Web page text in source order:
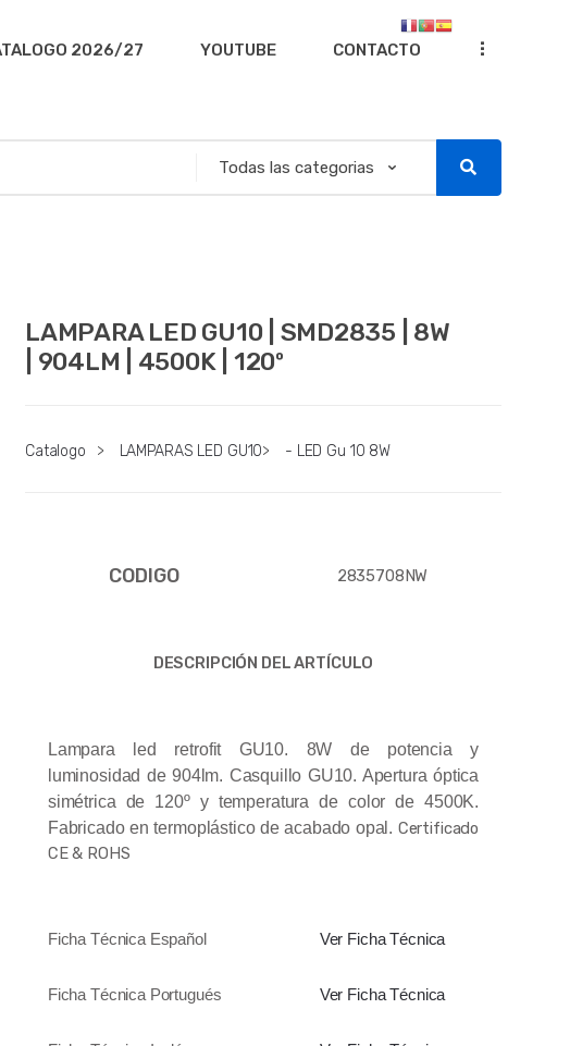
2026/27 YOUTUBE CONTACTO ...
LAMPARA LED GU10 | SMD2835 | 8W
| 904LM | 4500K | 120º
Catalogo > LAMPARAS LED GU10> - LED Gu 10 8W
CODIGO 2835708NW
DESCRIPCIÓN DEL ARTÍCULO
Lampara led retrofit GU10. 8W de potencia y
luminosidad de 904lm. Casquillo GU10. Apertura óptica
simétrica de 120º y temperatura de color de 4500K.
Fabricado en termoplástico de acabado opal. Certificado
CE & ROHS
Ficha Técnica Español Ver Ficha Técnica
Ficha Técnica Portugués Ver Ficha Técnica